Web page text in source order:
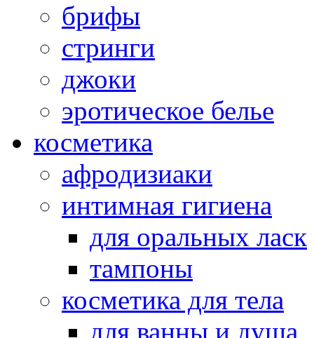
брифы
стринги
джоки
эротическое белье
косметика
афродизиаки
интимная гигиена
для оральных ласк
тампоны
косметика для тела
для ванны и душа